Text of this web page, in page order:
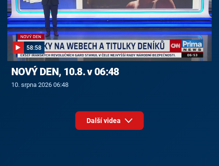
58:58
NOVÝ DEN, 10.8. v 06:48
10. srpna 2026 06:48
Další videa